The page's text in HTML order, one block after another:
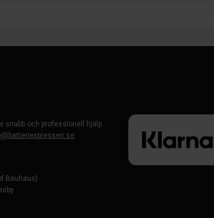
snabb och professionell hjälp.
Bauhaus)